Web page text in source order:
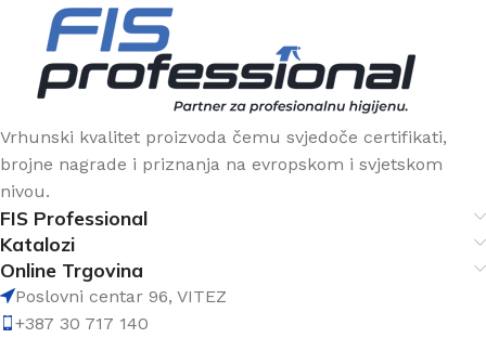
Vrhunski kvalitet proizvoda čemu svjedoče certifikati,
brojne nagrade i priznanja na evropskom i svjetskom
nivou.
FIS Professional
Katalozi
Online Trgovina
Poslovni centar 96, VITEZ
+387 30 717 140